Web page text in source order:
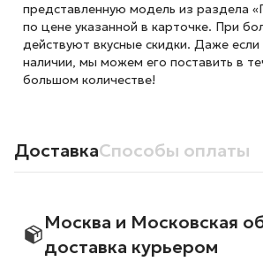
представленную модель из раздела
по цене указанной в карточке. При
действуют вкусные скидки. Даже если
наличии, мы можем его поставить в
большом количестве!
ДоставкаСпособы оплаты
Москва и Московская
доставка курьером